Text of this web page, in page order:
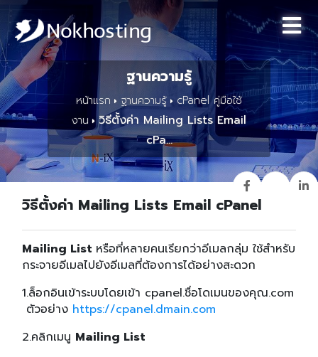
ฐานความรู้
หน้าแรก ฐานความรู้
cPanel คู่มือใช้
งาน
วิธีตั้งค่า Mailing Lists Email
cPa...
วิธีตั้งค่า Mailing Lists Email cPanel
Mailing List หรือที่หลายคนเรียกว่าอีเมลกลุ่ม ใช้สำหรับ
กระจายอีเมลไปยังอีเมลที่ต้องการได้อย่างสะดวก
1.ล็อกอินเข้าระบบโดยเข้า cpanel.ชื่อโดเมนของคุณ.com
ตัวอย่าง https://cpanel.dmain.com
2.คลิกเมนู Mailing List